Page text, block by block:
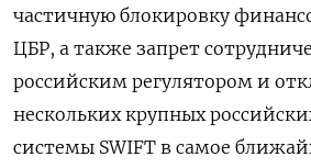
частичную блокировку
ЦБР, а также запрет
российским регулятором и
нескольких крупных
системы SWIFT в самое